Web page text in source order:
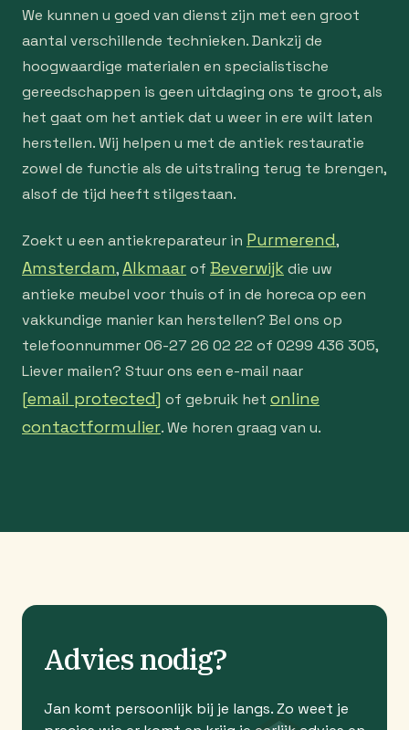
We kunnen u goed van dienst zijn met een groot
aantal verschillende technieken. Dankzij de
hoogwaardige materialen en specialistische
gereedschappen is geen uitdaging ons te groot, als
het gaat om het antiek dat u weer in ere wilt laten
herstellen. Wij helpen u met de antiek restauratie
zowel de functie als de uitstraling terug te brengen,
alsof de tijd heeft stilgestaan.
Zoekt u een antiekreparateur in Purmerend,
Amsterdam,Alkmaarof Beverwijk die uw
antieke meubel voor thuis of in de horeca op een
vakkundige manier kan herstellen? Bel ons op
telefoonnummer 06-27 26 02 22 of 0299 436 305,
Liever mailen? Stuur ons een e-mail naar
[email protected] of gebruik het online
contactformulier. We horen graag van u.
Advies nodig?
Jan komt persoonlijk bij je langs. Zo weet je